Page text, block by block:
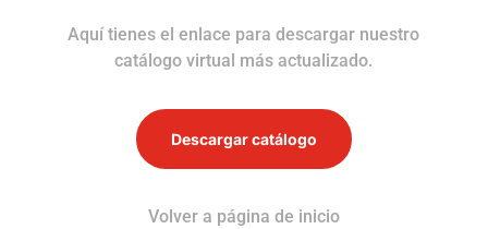
Aquí tienes el enlace para descargar nuestro
catálogo virtual más actualizado.
Descargar catálogo
Volver a página de inicio